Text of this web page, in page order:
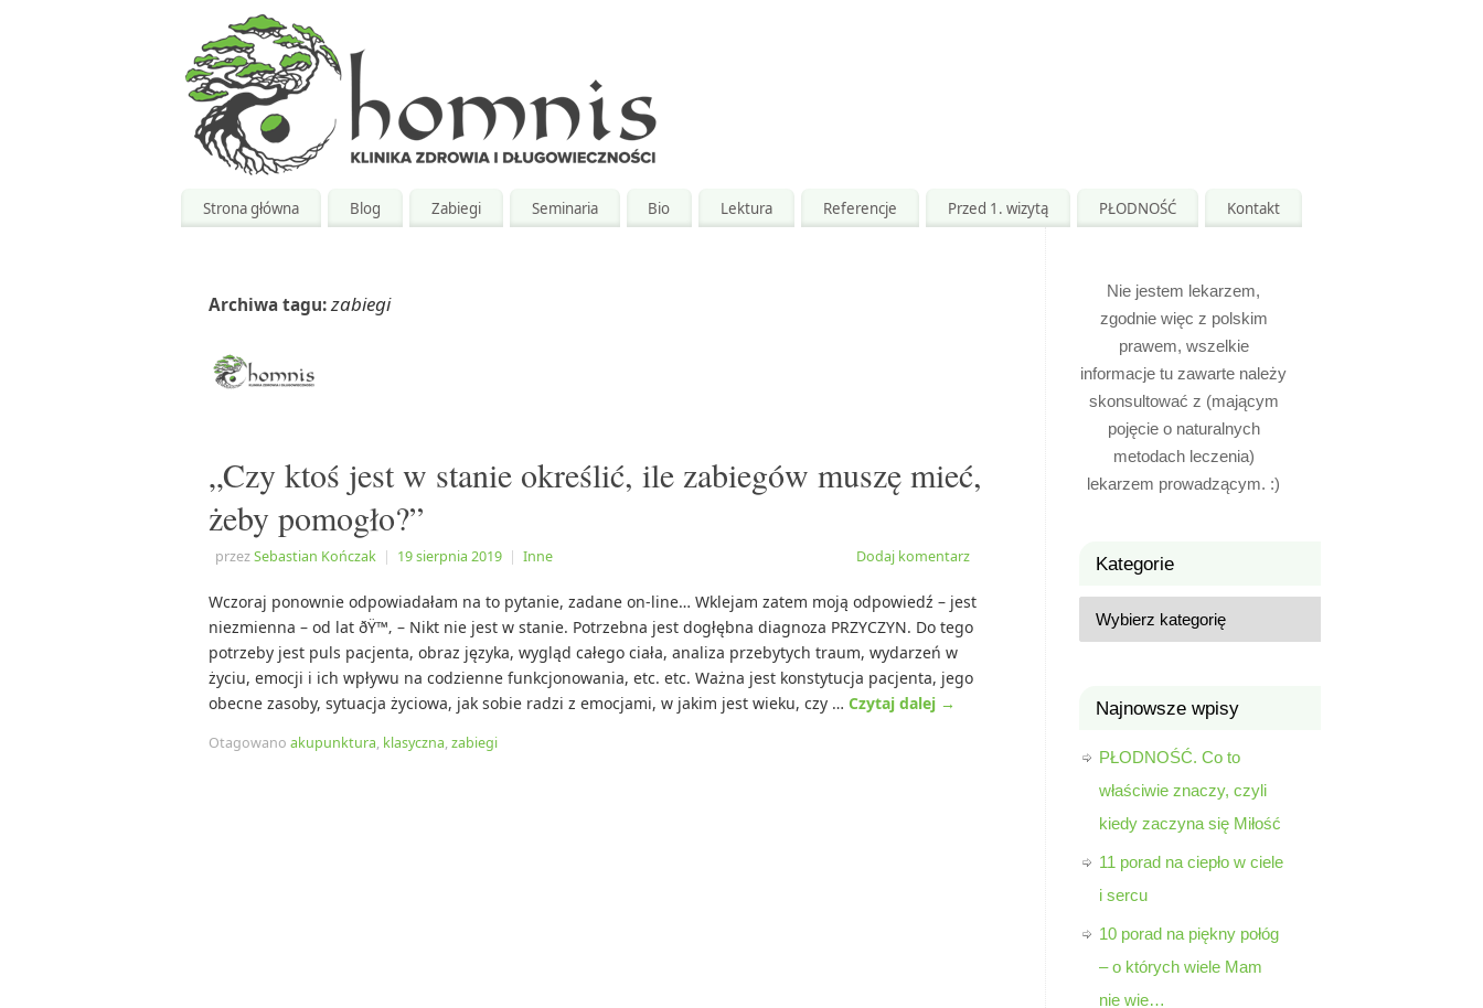
Strona główna Blog Zabiegi Seminaria Bio Lektura Referencje Przed 1. wizytą PŁODNOŚĆ Kontakt
Archiwa tagu:zabiegi
„Czy ktoś jest w stanie określić, ile zabiegów muszę mieć,
żeby pomogło?”
przezSebastian Kończak | 19 sierpnia 2019 | Inne Dodaj komentarz
Wczoraj ponownie odpowiadałam na to pytanie, zadane on-line… Wklejam zatem moją odpowiedź – jest
niezmienna – od lat ðŸ™‚ – Nikt nie jest w stanie. Potrzebna jest dogłębna diagnoza PRZYCZYN. Do tego
potrzeby jest puls pacjenta, obraz języka, wygląd całego ciała, analiza przebytych traum, wydarzeń w
życiu, emocji i ich wpływu na codzienne funkcjonowania, etc. etc. Ważna jest konstytucja pacjenta, jego
obecne zasoby, sytuacja życiowa, jak sobie radzi z emocjami, w jakim jest wieku, czy … Czytaj dalej →
Otagowano akupunktura, klasyczna,zabiegi
Nie jestem lekarzem,
zgodnie więc z polskim
prawem, wszelkie
informacje tu zawarte należy
skonsultować z (mającym
pojęcie o naturalnych
metodach leczenia)
lekarzem prowadzącym. :)
Kategorie
Najnowsze wpisy
PŁODNOŚĆ. Co to
właściwie znaczy, czyli
kiedy zaczyna się Miłość
11 porad na ciepło w ciele
i sercu
10 porad na piękny połóg
– o których wiele Mam
nie wie…